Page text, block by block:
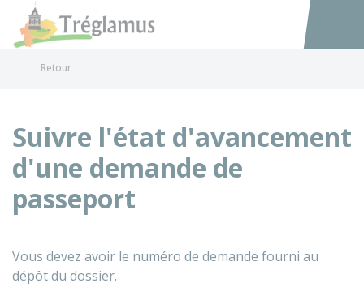
Accéder
Retour
Suivre l'état d'avancement
d'une demande de
passeport
Vous devez avoir le numéro de demande fourni au
dépôt du dossier.